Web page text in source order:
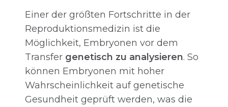
Einer der größten Fortschritte in der
Reproduktionsmedizin ist die
Möglichkeit, Embryonen vor dem
Transfer genetisch zu analysieren. So
können Embryonen mit hoher
Wahrscheinlichkeit auf genetische
Gesundheit geprüft werden, was die